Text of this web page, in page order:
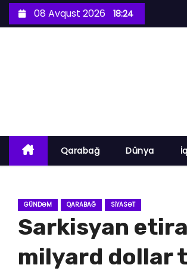
k
08 Avqust 2026 18:24
Qarabağ Dünya
GÜNDƏM QARABAĞ SIYASƏT
Sarkisyan
milyard dollar